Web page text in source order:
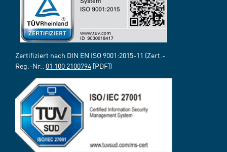
Zertifiziert nach DIN EN ISO 9001:2015-11 (Zert.-
Reg.-Nr.: 01 100 2100794 [PDF])